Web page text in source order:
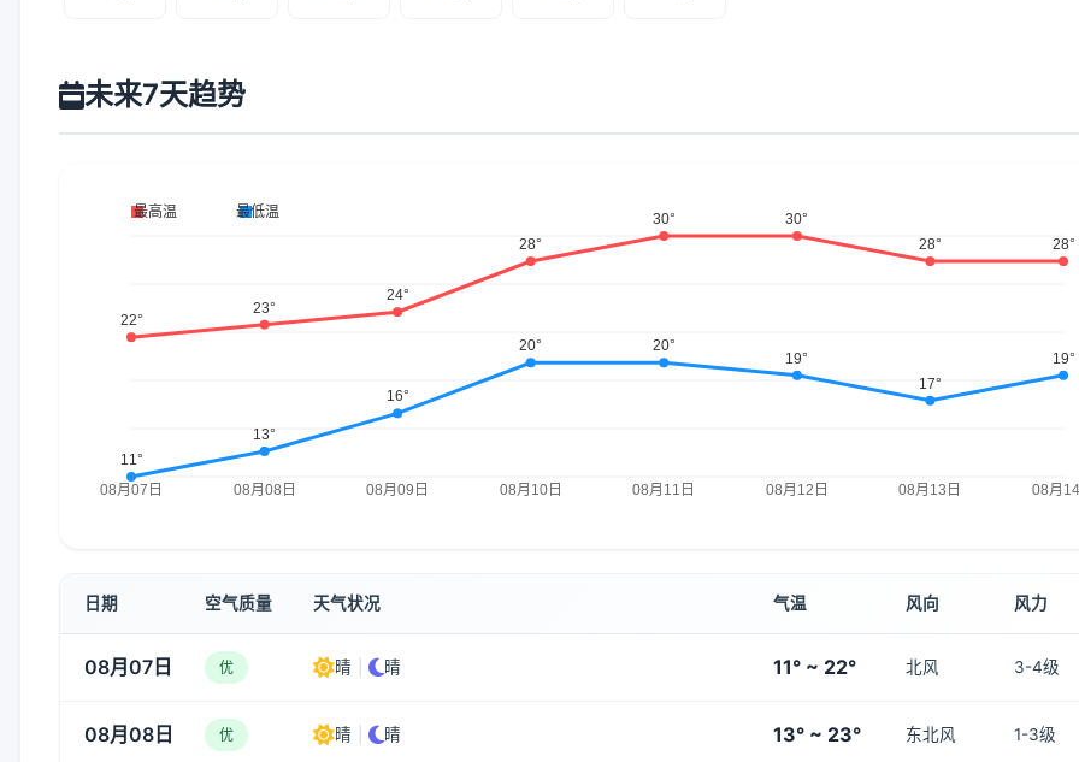
未来7天趋势
日期 空气质量 天气状况 气温 风向 风力
08月07日 优 晴 晴 11° ~ 22° 北风 3-4级
08月08日 优 晴 晴 13° ~ 23° 东北风 1-3级